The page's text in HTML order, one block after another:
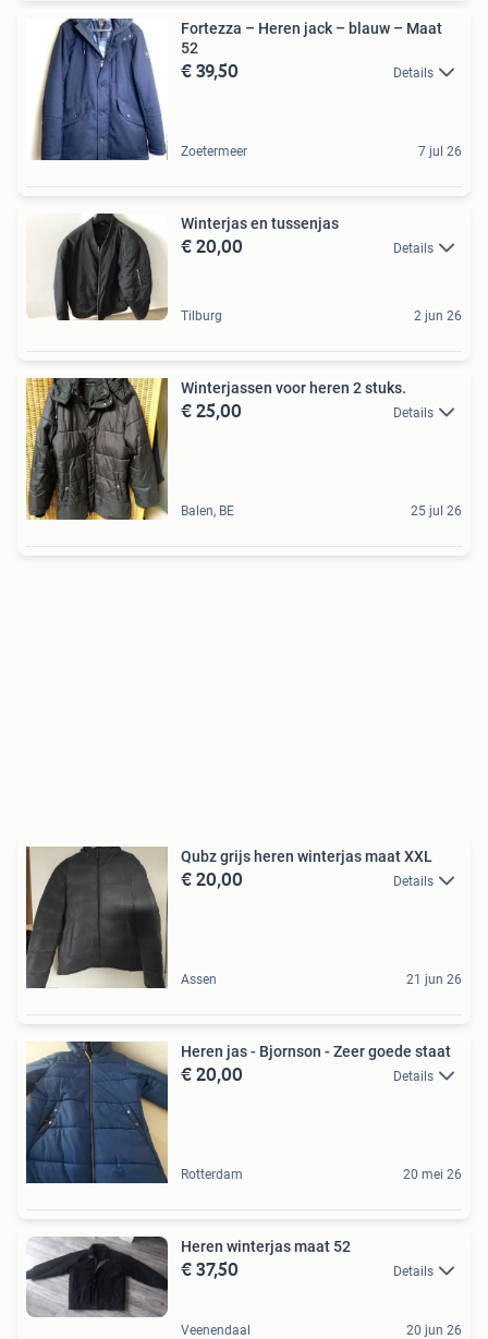
Fortezza – Heren jack – blauw – Maat
52
€ 39,50 Details
Zoetermeer 7 jul 26
Winterjas en tussenjas
€ 20,00 Details
Tilburg 2 jun 26
Winterjassen voor heren 2 stuks.
€ 25,00 Details
Balen, BE 25 jul 26
Qubz grijs heren winterjas maat XXL
€ 20,00 Details
Assen 21 jun 26
Heren jas - Bjornson - Zeer goede staat
€ 20,00 Details
Rotterdam 20 mei 26
Heren winterjas maat 52
€ 37,50 Details
Veenendaal 20 jun 26